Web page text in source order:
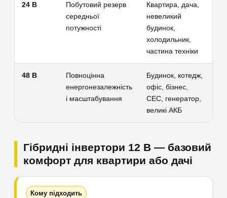
24 В
Побутовий резерв
середньої
потужності
Квартира, дача,
невеликий
будинок,
холодильник,
частина техніки
48 В
Повноцінна
енергонезалежність
і масштабування
Будинок, котедж,
офіс, бізнес,
СЕС, генератор,
великі АКБ
Гібридні інвертори 12 В — базовий
комфорт для квартири або дачі
Кому підходить